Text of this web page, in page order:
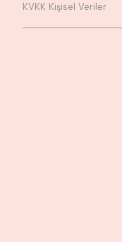
KVKK Kişisel Veriler